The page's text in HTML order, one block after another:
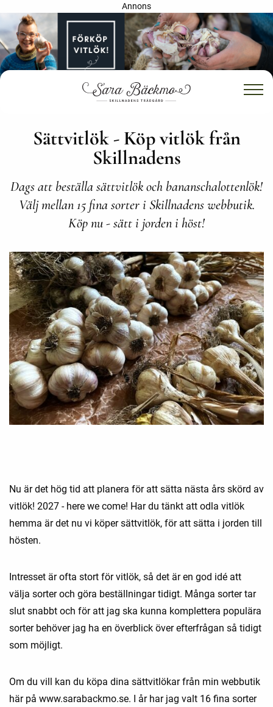
Annons
Sättvitlök - Köp vitlök från
Skillnadens
Dags att beställa sättvitlök och bananschalottenlök!
Välj mellan 15 fina sorter i Skillnadens webbutik.
Köp nu - sätt i jorden i höst!
Nu är det hög tid att planera för att sätta nästa års skörd av
vitlök! 2027 - here we come! Har du tänkt att odla vitlök
hemma är det nu vi köper sättvitlök, för att sätta i jorden till
hösten.
Intresset är ofta stort för vitlök, så det är en god idé att
välja sorter och göra beställningar tidigt. Många sorter tar
slut snabbt och för att jag ska kunna komplettera populära
sorter behöver jag ha en överblick över efterfrågan så tidigt
som möjligt.
Om du vill kan du köpa dina sättvitlökar från min webbutik
här på www.sarabackmo.se. I år har jag valt 16 fina sorter